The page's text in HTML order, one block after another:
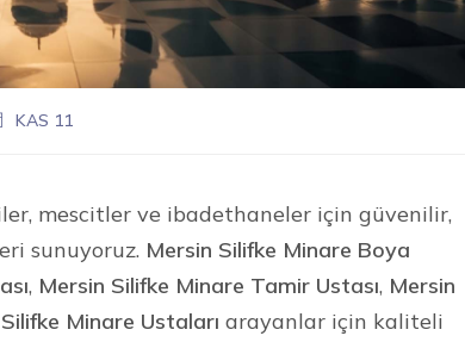
KAS 11
mescitler ve ibadethaneler için güvenilir,
sunuyoruz. Mersin Silifke Minare Boya
, Mersin Silifke Minare Tamir Ustası, Mersin
Minare Ustaları arayanlar için kaliteli